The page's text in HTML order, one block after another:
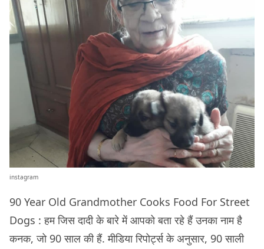
instagram
90 Year Old Grandmother Cooks Food For Street
Dogs : हम जिस दादी के बारे में आपको बता रहे हैं उनका नाम है
कनक, जो 90 साल की हैं. मीडिया रिपोर्ट्स के अनुसार, 90 साली